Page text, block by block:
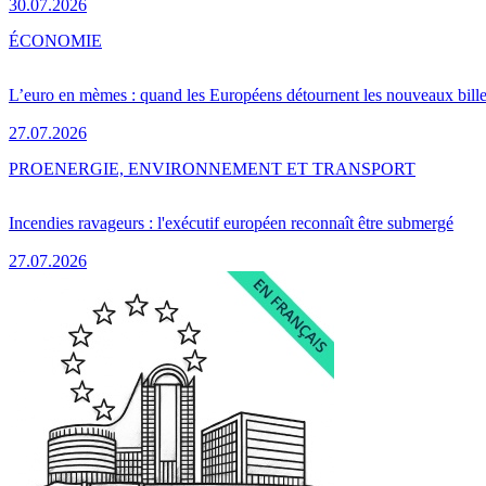
30.07.2026
L’euro en mèmes : quand les Européens détournent les nouveaux
27.07.2026
ÉCONOMIE
Incendies ravageurs : l'exécutif européen reconnaît être submergé
27.07.2026
PROENERGIE, ENVIRONNEMENT ET TRANSPORT